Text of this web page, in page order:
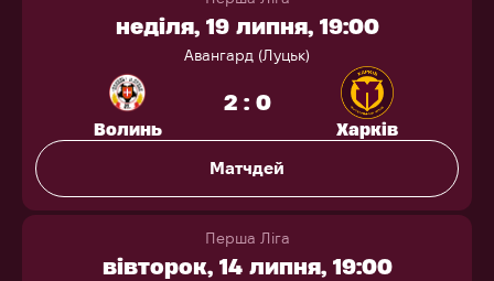
неділя, 19 липня, 19:00
Авангард (Луцьк)
Волинь
2 : 0
Харків
Матчдей
Перша Ліга
вівторок, 14 липня, 19:00